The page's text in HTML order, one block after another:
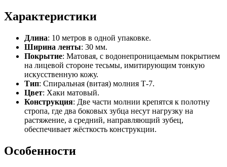
Характеристики
Длина: 10 метров в одной упаковке.
Ширина ленты: 30 мм.
Покрытие: Матовая, с водонепроницаемым покрытием
на лицевой стороне тесьмы, имитирующим тонкую
искусственную кожу.
Тип: Спиральная (витая) молния Т-7.
Цвет: Хаки матовый.
Конструкция: Две части молнии крепятся к полотну
стропа, где два боковых зубца несут нагрузку на
растяжение, а средний, направляющий зубец,
обеспечивает жёсткость конструкции.
Особенности